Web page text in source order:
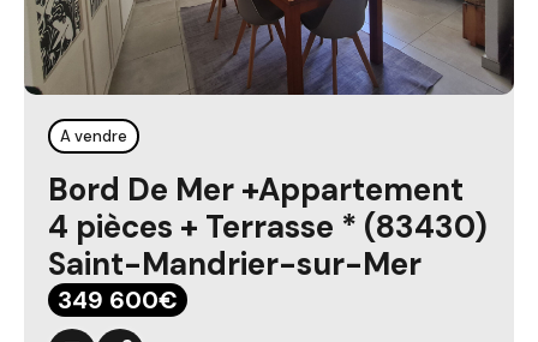
A vendre
Bord De Mer +Appartement
4 pièces + Terrasse * (83430)
Saint-Mandrier-sur-Mer
349 600€